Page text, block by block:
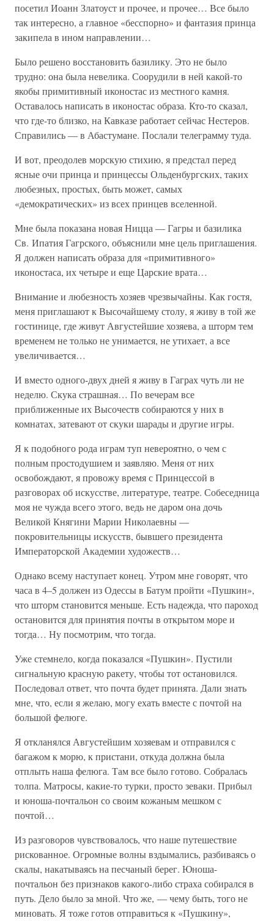
посетил Иоанн Златоуст и прочее, и прочее… Все было
так интересно, а главное «бесспорно» и фантазия принца
закипела в ином направлении…
Было решено восстановить базилику. Это не было
трудно: она была невелика. Соорудили в ней какой-то
якобы примитивный иконостас из местного камня.
Оставалось написать в иконостас образа. Кто-то сказал,
что где-то близко, на Кавказе работает сейчас Нестеров.
Справились — в Абастумане. Послали телеграмму туда.
И вот, преодолев морскую стихию, я предстал перед
ясные очи принца и принцессы Ольденбургских, таких
любезных, простых, быть может, самых
«демократических» из всех принцев вселенной.
Мне была показана новая Ницца — Гагры и базилика
Св. Ипатия Гагрского, объяснили мне цель приглашения.
Я должен написать образа для «примитивного»
иконостаса, их четыре и еще Царские врата…
Внимание и любезность хозяев чрезвычайны. Как гостя,
меня приглашают к Высочайшему столу, я живу в той же
гостинице, где живут Августейшие хозяева, а шторм тем
временем не только не унимается, не утихает, а все
увеличивается…
И вместо одного-двух дней я живу в Гаграх чуть ли не
неделю. Скука страшная… По вечерам все
приближенные их Высочеств собираются у них в
комнатах, затевают от скуки шарады и другие игры.
Я к подобного рода играм туп невероятно, о чем с
полным простодушием и заявляю. Меня от них
освобождают, я провожу время с Принцессой в
разговорах об искусстве, литературе, театре. Собеседница
моя не чужда всего этого, ведь не даром она дочь
Великой Княгини Марии Николаевны —
покровительницы искусств, бывшего президента
Императорской Академии художеств…
Однако всему наступает конец. Утром мне говорят, что
часа в 4–5 должен из Одессы в Батум пройти «Пушкин»,
что шторм становится меньше. Есть надежда, что пароход
остановится для принятия почты в открытом море и
тогда… Ну посмотрим, что тогда.
Уже стемнело, когда показался «Пушкин». Пустили
сигнальную красную ракету, чтобы тот остановился.
Последовал ответ, что почта будет принята. Дали знать
мне, что, если я желаю, могу ехать вместе с почтой на
большой фелюге.
Я откланялся Августейшим хозяевам и отправился с
багажом к морю, к пристани, откуда должна была
отплыть наша фелюга. Там все было готово. Собралась
толпа. Матросы, какие-то турки, просто зеваки. Прибыл
и юноша-почтальон со своим кожаным мешком с
почтой…
Из разговоров чувствовалось, что наше путешествие
рискованное. Огромные волны вздымались, разбиваясь о
скалы, накатываясь на песчаный берег. Юноша-
почтальон без признаков какого-либо страха собирался в
путь. Дело было за мной. Что же, — чему быть, того не
миновать. Я тоже готов отправиться к «Пушкину»,